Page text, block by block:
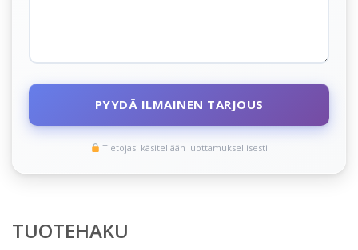
PYYDÄ ILMAINEN TARJOUS
Tietojasi käsitellään luottamuksellisesti
TUOTEHAKU